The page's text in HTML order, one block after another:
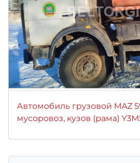
Автомобиль грузовой MAZ
мусоровоз, кузов (рама)